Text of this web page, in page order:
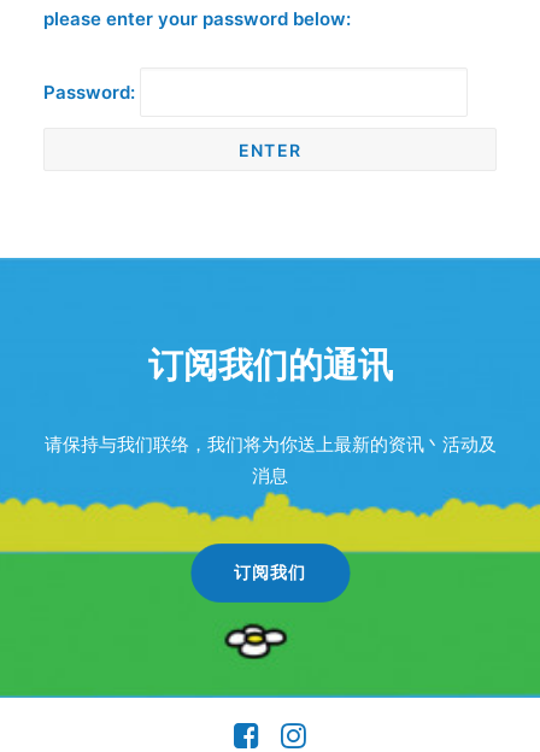
please enter your password below:
Password:
订阅我们的通讯
请保持与我们联络，我们将为你送上最新的资讯丶活动及
消息
订阅我们